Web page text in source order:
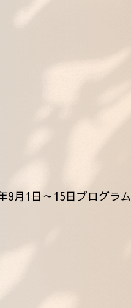
9月1日～15日プログラム